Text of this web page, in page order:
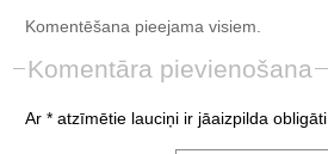
Komentēšana pieejama visiem.
Komentāra pievienošana
Ar * atzīmētie lauciņi ir jāaizpilda obligāti.